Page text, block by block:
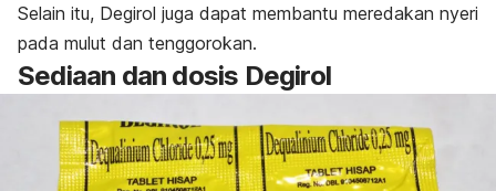
Selain itu, Degirol juga dapat membantu meredakan nyeri
pada mulut dan tenggorokan.
Sediaan dan dosis Degirol